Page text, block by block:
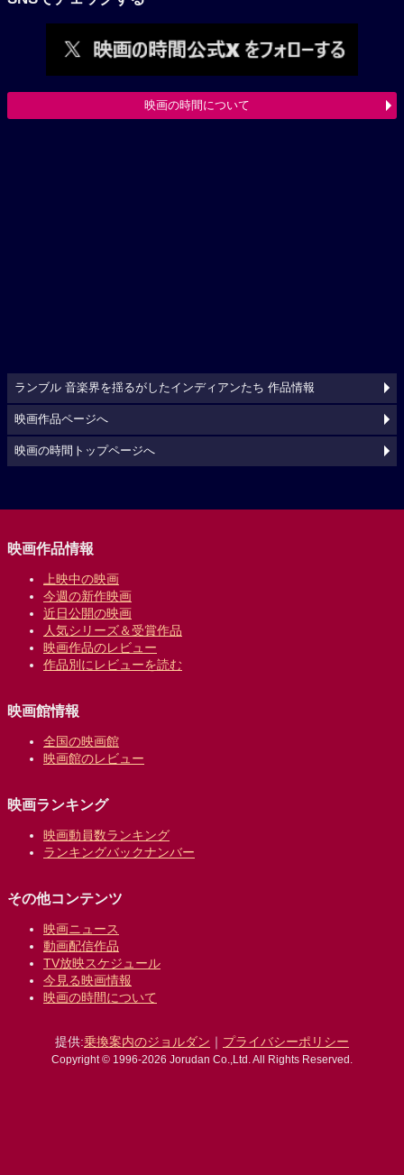
映画の時間について
ランブル 音楽界を揺るがしたインディアンたち 作品情報
映画作品ページへ
映画の時間トップページへ
映画作品情報
上映中の映画
今週の新作映画
近日公開の映画
人気シリーズ＆受賞作品
映画作品のレビュー
作品別にレビューを読む
映画館情報
全国の映画館
映画館のレビュー
映画ランキング
映画動員数ランキング
ランキングバックナンバー
その他コンテンツ
映画ニュース
動画配信作品
TV放映スケジュール
今見る映画情報
映画の時間について
提供:乗換案内のジョルダン ｜ プライバシーポリシー
Copyright © 1996-2026 Jorudan Co.,Ltd. All Rights Reserved.